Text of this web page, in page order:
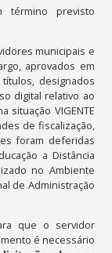
previsto
municipais e
aprovados em
designados
digital relativo ao
situação VIGENTE
de fiscalização,
foram deferidas
a Distância
no Ambiente
de Administração
que o servidor
é necessário